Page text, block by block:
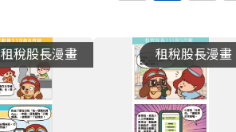
租稅股長漫畫 租稅股長漫畫